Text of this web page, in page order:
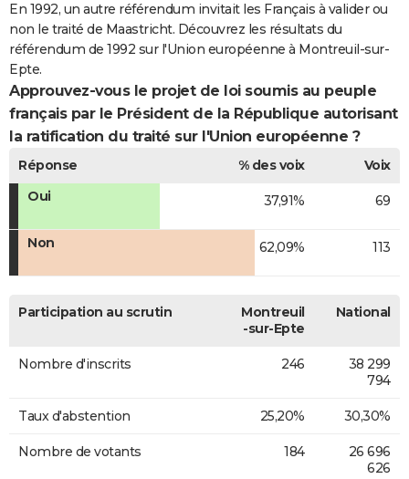
En 1992, un autre référendum invitait les Français à valider ou
non le traité de Maastricht. Découvrez les résultats du
référendum de 1992 sur l'Union européenne à Montreuil-sur-
Epte.
Approuvez-vous le projet de loi soumis au peuple
français par le Président de la République autorisant
la ratification du traité sur l'Union européenne ?
Réponse % des voix
Voix
Oui
37,91% 69
Non 62,09% 113
Participation au scrutin
Montreuil
-sur-Epte
National
Nombre d'inscrits 246
38 299
794
Taux d'abstention 25,20% 30,30%
Nombre de votants 184
26 696
626